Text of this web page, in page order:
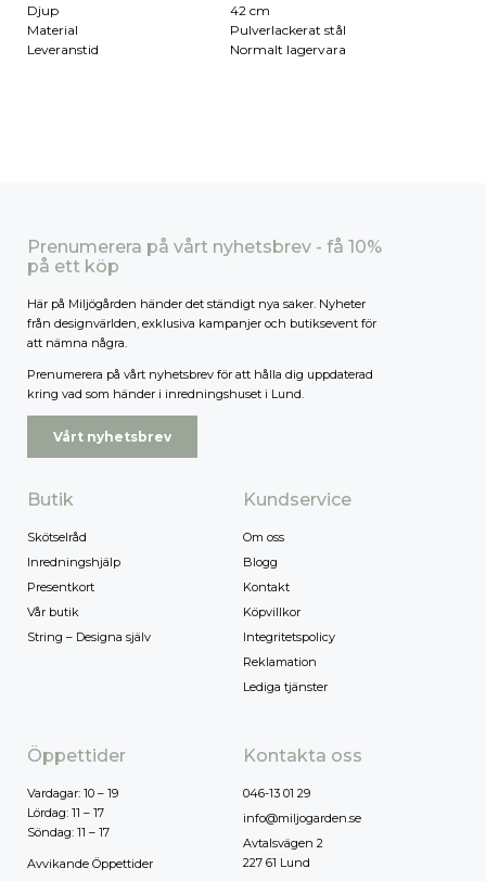
Djup
42 cm
Material
Pulverlackerat stål
Leveranstid
Normalt lagervara
Prenumerera på vårt nyhetsbrev - få 10%
på ett köp
Här på Miljögården händer det ständigt nya saker. Nyheter
från designvärlden, exklusiva kampanjer och butiksevent för
att nämna några.
Prenumerera på vårt nyhetsbrev för att hålla dig uppdaterad
kring vad som händer i inredningshuset i Lund.
Vårt nyhetsbrev
Butik
Skötselråd
Inredningshjälp
Presentkort
Vår butik
String – Designa själv
Kundservice
Om oss
Blogg
Kontakt
Köpvillkor
Integritetspolicy
Reklamation
Lediga tjänster
Öppettider
Vardagar: 10 – 19
Lördag: 11 – 17
Söndag: 11 – 17
Avvikande Öppettider
Kontakta oss
046-13 01 29
info@miljogarden.se
Avtalsvägen 2
227 61 Lund